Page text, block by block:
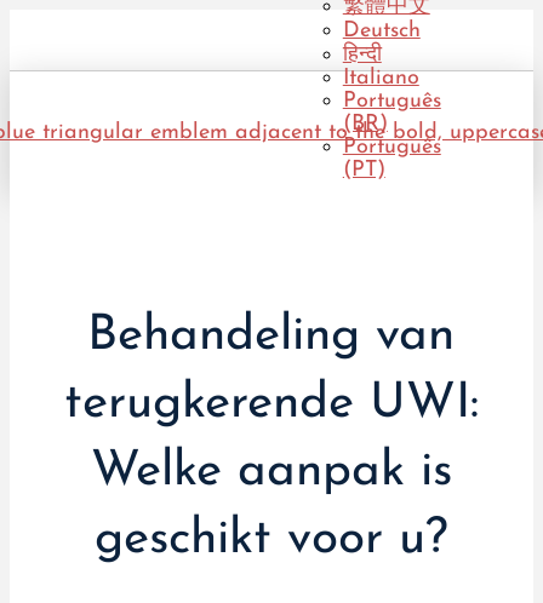
繁體中文
Deutsch
हिन्दी
Italiano
Português
(BR)
Português
(PT)
Behandeling van
terugkerende UWI:
Welke aanpak is
geschikt voor u?